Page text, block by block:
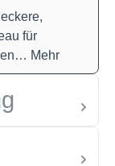
für
Mehr